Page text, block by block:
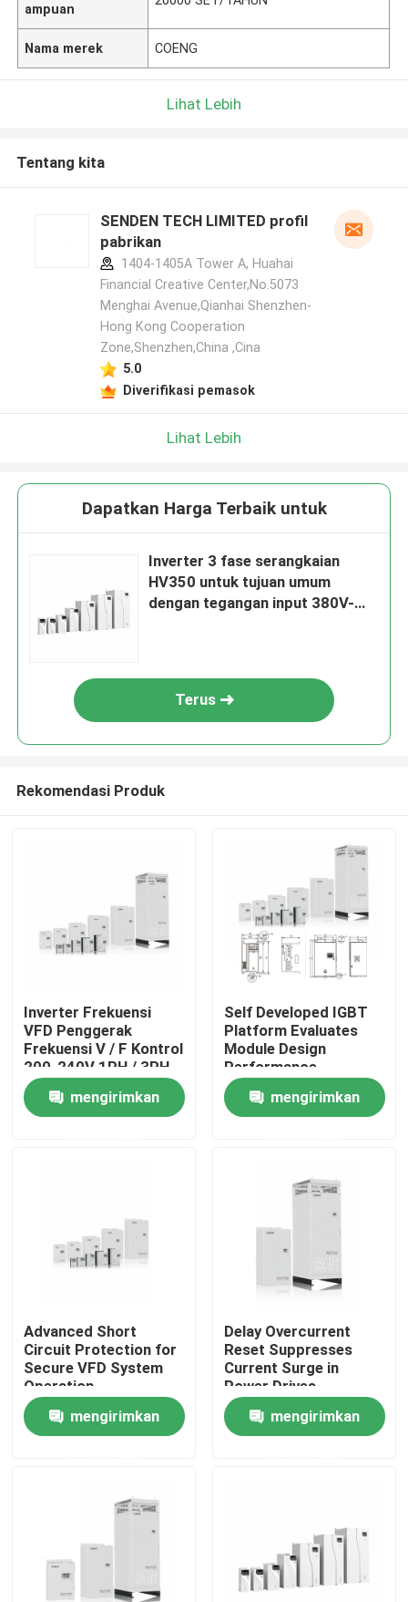
Rumah
Tentang kami
Kontrol Kualitas
Hubungi Kami
Penggerak Frekuensi Variabel VFD
ampuan
Nama merek COENG
Lihat Lebih
Tentang kita
SENDEN TECH LIMITED profil
pabrikan
1404-1405A Tower A, Huahai
Financial Creative Center,No.5073
Menghai Avenue,Qianhai Shenzhen-
Hong Kong Cooperation
Zone,Shenzhen,China ,Cina
5.0
Diverifikasi pemasok
Lihat Lebih
Dapatkan Harga Terbaik untuk
Inverter 3 fase serangkaian
HV350 untuk tujuan umum
dengan tegangan input 380V-
Terus
Rekomendasi Produk
Inverter Frekuensi
VFD Penggerak
Frekuensi V / F Kontrol
200-240V 1PH / 3PH
Input Voltage Getaran
rendahmengirimkan
Self Developed IGBT
Platform Evaluates
Module Design
Performance
mengirimkan
Advanced Short
Circuit Protection for
Secure VFD System
Operation
mengirimkan
Delay Overcurrent
Reset Suppresses
Current Surge in
Power Drives
mengirimkan